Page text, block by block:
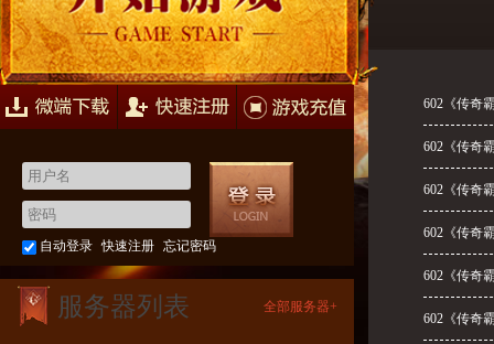
快速注册 游戏充值
自动登录 快速注册 忘记密码
服务器列表 全部服务器+
602《传奇
602《传奇
602《传奇
602《传奇
602《传奇
602《传奇